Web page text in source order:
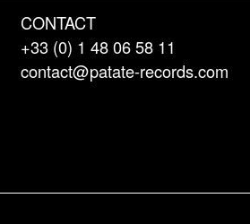
CONTACT
+33 (0) 1 48 06 58 11
contact@patate-records.com